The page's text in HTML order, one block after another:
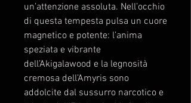
un’attenzione assoluta. Nell’occhio
di questa tempesta pulsa un cuore
magnetico e potente: l’anima
speziata e vibrante
dell’Akigalawood e la legnosità
cremosa dell’Amyris sono
addolcite dal sussurro narcotico e